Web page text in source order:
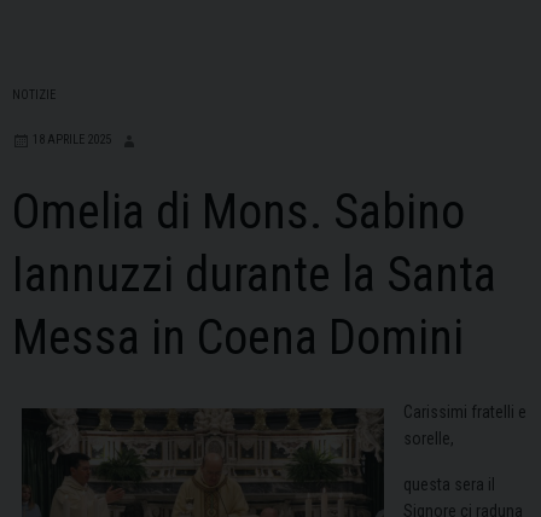
NOTIZIE
18 APRILE 2025
Omelia di Mons. Sabino
Iannuzzi durante la Santa
Messa in Coena Domini
Carissimi fratelli e
sorelle,
questa sera il
Signore ci raduna